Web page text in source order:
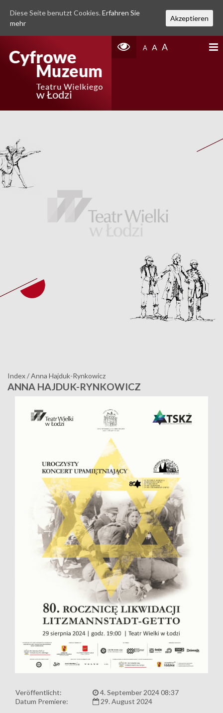
A A A
Index/Anna Hajduk-Rynkowicz
ANNA HAJDUK-RYNKOWICZ
Veröffentlicht:
4. September 2024 08:37
Datum Premiere:
29. August 2024
Diese Seite benutzt Cookies. Erfahren Sie
mehr
Akzeptieren